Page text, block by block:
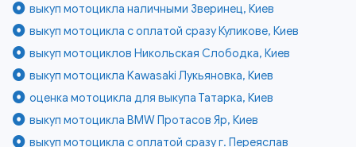
выкуп мотоцикла наличными Зверинец, Киев
выкуп мотоцикла с оплатой сразу Куликове, Киев
выкуп мотоциклов Никольская Слободка, Киев
выкуп мотоцикла Kawasaki Лукьяновка, Киев
оценка мотоцикла для выкупа Татарка, Киев
выкуп мотоцикла BMW Протасов Яр, Киев
выкуп мотоцикла с оплатой сразу г. Переяслав